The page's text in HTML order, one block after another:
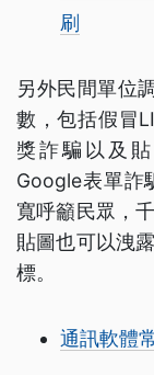
刷
另外民間單位
數，包括假冒
獎詐騙以及
Google表單詐
寬呼籲民眾，
貼圖也可以洩
標。
通訊軟體